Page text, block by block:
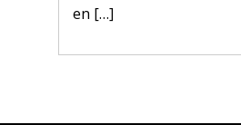
en […]